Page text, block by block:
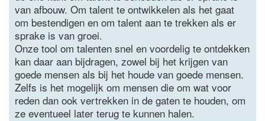
van afbouw. Om talent te ontwikkelen als het gaat
om bestendigen en om talent aan te trekken als er
sprake is van groei.
Onze tool om talenten snel en voordelig te ontdekken
kan daar aan bijdragen, zowel bij het krijgen van
goede mensen als bij het houde van goede mensen.
Zelfs is het mogelijk om mensen die om wat voor
reden dan ook vertrekken in de gaten te houden, om
ze eventueel later terug te kunnen halen.